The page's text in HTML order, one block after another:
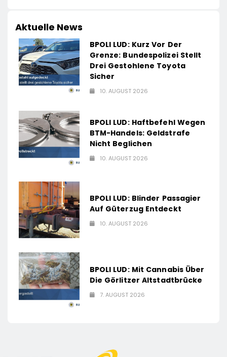
Aktuelle News
BPOLI LUD: Kurz Vor Der
Grenze: Bundespolizei Stellt
Drei Gestohlene Toyota
Sicher
10. AUGUST 2026
BPOLI LUD: Haftbefehl Wegen
BTM-Handels: Geldstrafe
Nicht Beglichen
10. AUGUST 2026
BPOLI LUD: Blinder Passagier
Auf Güterzug Entdeckt
10. AUGUST 2026
BPOLI LUD: Mit Cannabis Über
Die Görlitzer Altstadtbrücke
7. AUGUST 2026